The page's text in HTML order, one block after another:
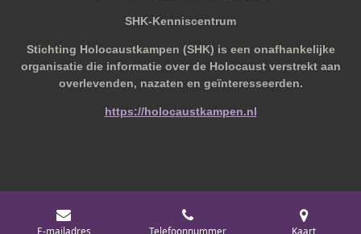
SHK-Kenniscentrum
Stichting Holocaustkampen (SHK) is een onafhankelijke
organisatie die informatie over de Holocaust verstrekt aan
overlevenden, nazaten en geïnteresseerden.
https://holocaustkampen.nl
© 2019 - 2026 Behoudvanoud
Powered byJouwWeb
E-mailadres Telefoonnummer Kaart